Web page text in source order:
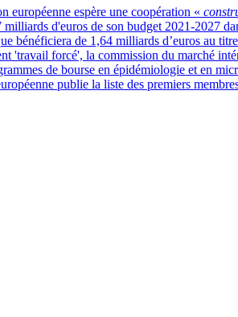
européenne espère une coopération «
d'euros de son budget 2021-2027
bénéficiera de 1,64 milliards d’euros au
'travail forcé', la commission du marché
de bourse en épidémiologie et en
publie la liste des premiers